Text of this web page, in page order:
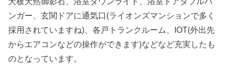
ンガー、玄関ドアに通気口(ライオンズマンションで多く
採用されていますね)、各戸トランクルーム、IOT(外出先
からエアコンなどの操作ができます)などなど充実したも
のとなっています。